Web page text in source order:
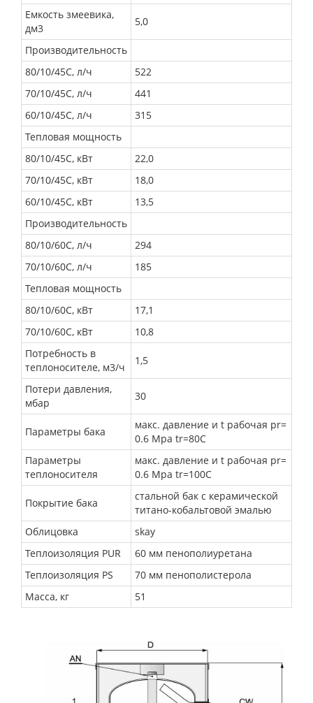
Емкость змеевика,
дм3
5,0
Производительность
80/10/45С, л/ч
522
70/10/45С, л/ч
441
60/10/45С, л/ч
315
Тепловая мощность
80/10/45С, кВт
22,0
70/10/45С, кВт
18,0
60/10/45С, кВт
13,5
Производительность
80/10/60С, л/ч
294
70/10/60С, л/ч
185
Тепловая мощность
80/10/60С, кВт
17,1
70/10/60С, кВт
10,8
Потребность в
теплоносителе, м3/ч
1,5
Потери давления,
мбар
30
Параметры бака
макс. давление и t рабочая pr=
0.6 Mpa tr=80C
Параметры
теплоносителя
макс. давление и t рабочая pr=
0.6 Mpa tr=100C
Покрытие бака
стальной бак с керамической
титано-кобальтовой эмалью
Облицовка
skay
Теплоизоляция PUR
60 мм пенополиуретана
Теплоизоляция PS
70 мм пенополистерола
Масса, кг
51